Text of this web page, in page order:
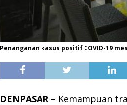
Penanganan kasus positif COVID-19
DENPASAR – Kemampuan